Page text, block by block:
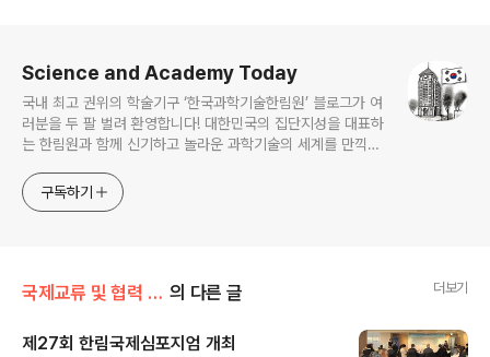
Science and Academy Today
국내 최고 권위의 학술기구 ‘한국과학기술한림원’ 블로그가 여
러분을 두 팔 벌려 환영합니다! 대한민국의 집단지성을 대표하
는 한림원과 함께 신기하고 놀라운 과학기술의 세계를 만끽하
구독하기
국제교류 및 협력 증진/국제심포지엄 의 다른 글 더보기
제27회 한림국제심포지엄 개최